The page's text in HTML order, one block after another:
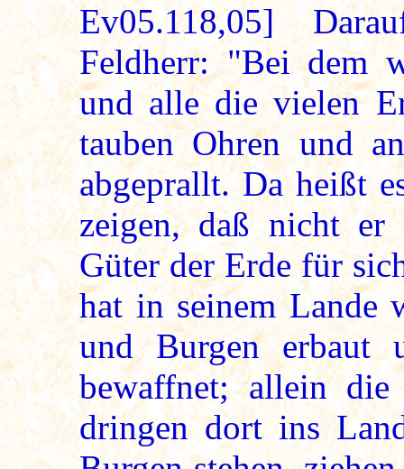
Ev05.118,05]
Feldherr: "Bei dem
und alle die vielen
tauben Ohren und
abgeprallt. Da heißt
zeigen, daß nicht
Güter der Erde für
hat in seinem Lande
und Burgen erbaut
bewaffnet; allein
dringen dort ins